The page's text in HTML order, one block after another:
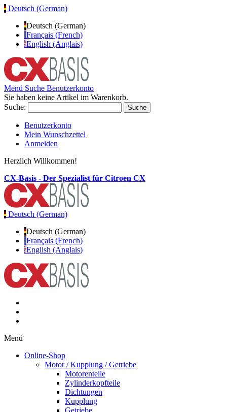
Deutsch (German)
Deutsch (German)
Français (French)
English (Anglais)
Menü Suche Benutzerkonto
Sie haben keine Artikel im Warenkorb.
Suche:
Suche
Benutzerkonto
Mein Wunschzettel
Anmelden
Herzlich Willkommen!
CX-Basis - Der Spezialist für Citroen CX
Deutsch (German)
Deutsch (German)
Français (French)
English (Anglais)
Menü
Online-Shop
Motor / Kupplung / Getriebe
Motorenteile
Zylinderkopfteile
Dichtungen
Kupplung
Getriebe